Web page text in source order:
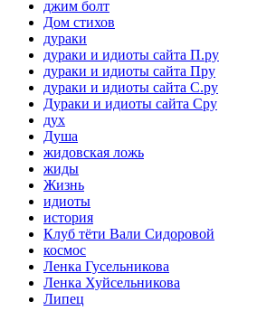
джим болт
Дом стихов
дураки
дураки и идиоты сайта П.ру
дураки и идиоты сайта Пру
дураки и идиоты сайта С.ру
Дураки и идиоты сайта Сру
дух
Душа
жидовская ложь
жиды
Жизнь
идиоты
история
Клуб тёти Вали Сидоровой
космос
Ленка Гусельникова
Ленка Хуйсельникова
Липец